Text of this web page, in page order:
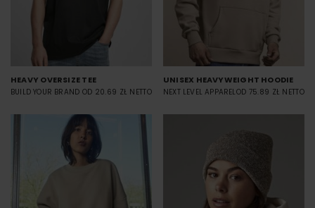
HEAVY OVERSIZE TEE
BUILD YOUR BRAND OD 20.69 ZŁ NETTO
UNISEX HEAVYWEIGHT HOODIE
NEXT LEVEL APPARELOD 75.89 ZŁ NETTO